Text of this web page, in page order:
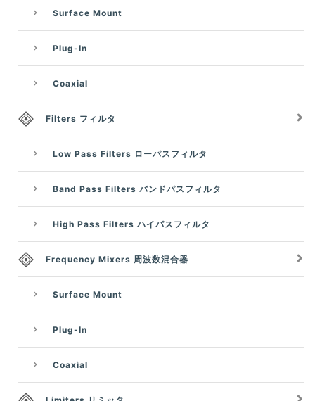
Surface Mount
Plug-In
Coaxial
Filters フィルタ
Low Pass Filters ローパスフィルタ
Band Pass Filters バンドパスフィルタ
High Pass Filters ハイパスフィルタ
Frequency Mixers 周波数混合器
Surface Mount
Plug-In
Coaxial